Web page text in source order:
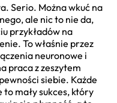
Serio. Można wkuć na
ale nic to nie da,
przykładów na
To właśnie przez
neuronowe i
praca z zeszytem
siebie. Każde
mały sukces, który